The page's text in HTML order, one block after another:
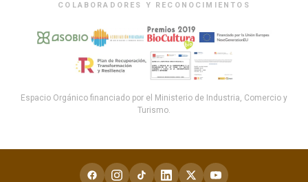
COLABORADORES Y RECONOCIMIENTOS
Espacio Orgánico financiado por el Ministerio de Industria, Comercio y
Turismo.